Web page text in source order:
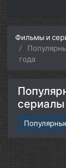
Фильмы и
года
сериалы